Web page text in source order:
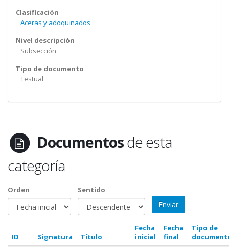
Clasificación
Aceras y adoquinados
Nivel descripción
Subsección
Tipo de documento
Testual
Documentosde esta
categoría
Orden Sentido
ID Signatura Título
Fecha
inicial
Fecha
final
Tipo de